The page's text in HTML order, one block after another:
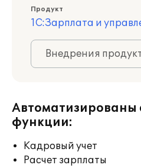
Продукт
1С:Зарплата и
Внедрения
функции:
Кадровый учет
Расчет зарплаты